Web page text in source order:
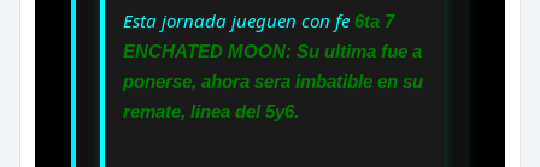
Esta jornada jueguen con fe 6ta 7
ENCHATED MOON: Su ultima fue a
ponerse, ahora sera imbatible en su
remate, linea del 5y6.